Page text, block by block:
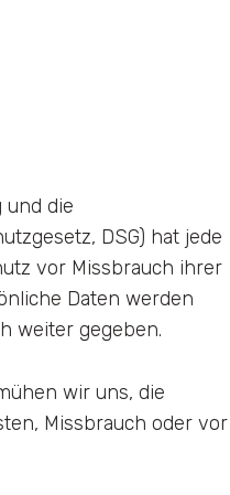
und die
DSG) hat jede
vor Missbrauch ihrer
Daten werden
weiter gegeben.
wir uns, die
Missbrauch oder vor